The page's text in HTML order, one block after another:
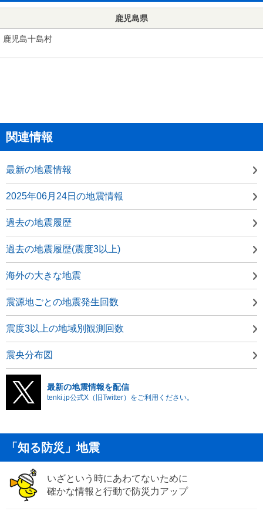
鹿児島県
鹿児島十島村
関連情報
最新の地震情報
2025年06月24日の地震情報
過去の地震履歴
過去の地震履歴(震度3以上)
海外の大きな地震
震源地ごとの地震発生回数
震度3以上の地域別観測回数
震央分布図
最新の地震情報を配信
tenki.jp公式X（旧Twitter）をご利用ください。
「知る防災」地震
いざという時にあわてないために
確かな情報と行動で防災力アップ